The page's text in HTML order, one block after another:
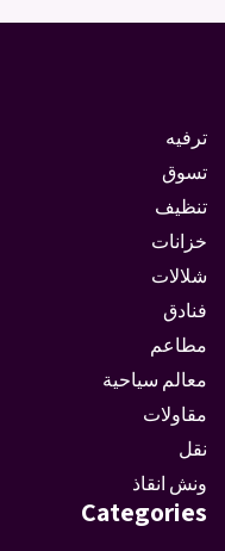
ترفيه
تسوق
تنظيف
خزانات
شلالات
فنادق
مطاعم
معالم سياحية
مقاولات
نقل
ونش انقاذ
Categories